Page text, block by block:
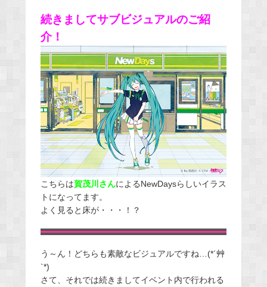
続きましてサブビジュアルのご紹
介！
こちらは賀茂川さんによるNewDaysらしいイラス
トになってます。
よく見ると床が・・・！？
う～ん！どちらも素敵なビジュアルですね…(*´艸
`*)
さて、それでは続きましてイベント内で行われる